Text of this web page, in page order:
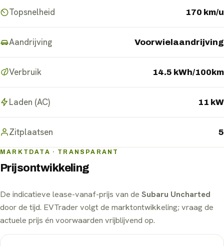
Topsnelheid 170 km/u
Aandrijving Voorwielaandrijving
Verbruik 14.5 kWh/100km
Laden (AC) 11 kW
Zitplaatsen 5
MARKTDATA · TRANSPARANT
Prijsontwikkeling
De indicatieve lease-vanaf-prijs van de Subaru Uncharted
door de tijd. EVTrader volgt de marktontwikkeling; vraag de
actuele prijs én voorwaarden vrijblijvend op.